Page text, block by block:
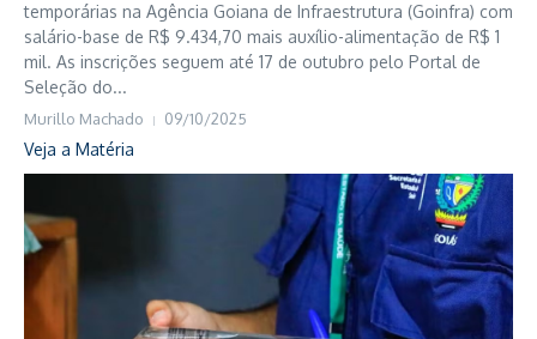
temporárias na Agência Goiana de Infraestrutura (Goinfra) com
salário-base de R$ 9.434,70 mais auxílio-alimentação de R$ 1
mil. As inscrições seguem até 17 de outubro pelo Portal de
Seleção do...
Murillo Machado 09/10/2025
Veja a Matéria